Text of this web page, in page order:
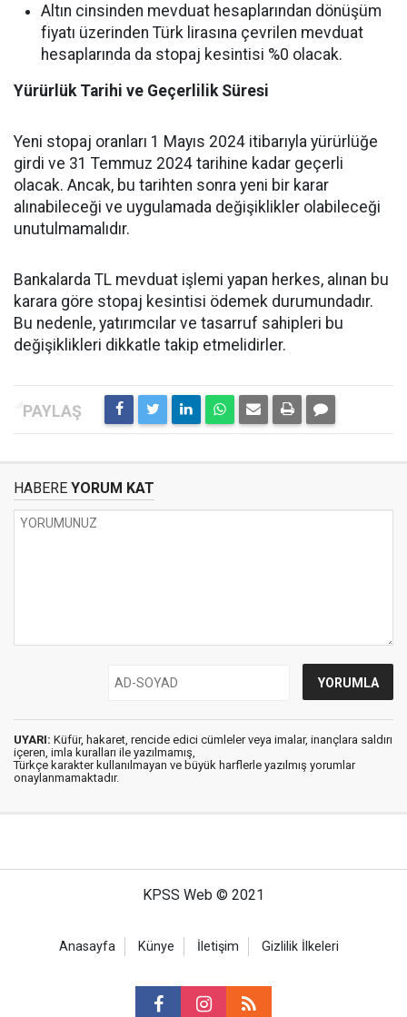
Altın cinsinden mevduat hesaplarından dönüşüm
fiyatı üzerinden Türk lirasına çevrilen mevduat
hesaplarında da stopaj kesintisi %0 olacak.
Yürürlük Tarihi ve Geçerlilik Süresi
Yeni stopaj oranları 1 Mayıs 2024 itibarıyla yürürlüğe
girdi ve 31 Temmuz 2024 tarihine kadar geçerli
olacak. Ancak, bu tarihten sonra yeni bir karar
alınabileceği ve uygulamada değişiklikler olabileceği
unutulmamalıdır.
Bankalarda TL mevduat işlemi yapan herkes, alınan bu
karara göre stopaj kesintisi ödemek durumundadır.
Bu nedenle, yatırımcılar ve tasarruf sahipleri bu
değişiklikleri dikkatle takip etmelidirler.
HABERE YORUM KAT
UYARI: Küfür, hakaret, rencide edici cümleler veya imalar, inançlara saldırı
içeren, imla kuralları ile yazılmamış,
Türkçe karakter kullanılmayan ve büyük harflerle yazılmış yorumlar
onaylanmamaktadır.
KPSS Web © 2021
Anasayfa Künye İletişim Gizlilik İlkeleri